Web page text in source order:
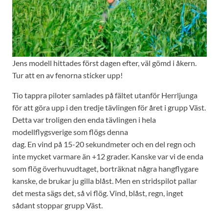
Jens modell hittades först dagen efter, väl gömd i åkern.
Tur att en av fenorna sticker upp!
Tio tappra piloter samlades på fältet utanför Herrljunga
för att göra upp i den tredje tävlingen för året i grupp Väst.
Detta var troligen den enda tävlingen i hela
modellflygsverige som flögs denna
dag. En vind på 15-20 sekundmeter och en del regn och
inte mycket varmare än +12 grader. Kanske var vi de enda
som flög överhuvudtaget, borträknat några hangflygare
kanske, de brukar ju gilla blåst. Men en stridspilot pallar
det mesta sägs det, så vi flög. Vind, blåst, regn, inget
sådant stoppar grupp Väst.